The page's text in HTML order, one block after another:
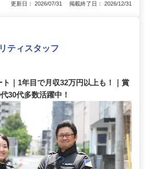
更新日： 2026/07/31 掲載終了日： 2026/12/31
ティスタッフ
｜1年目で月収32万円以上も！｜賞
30代多数活躍中！